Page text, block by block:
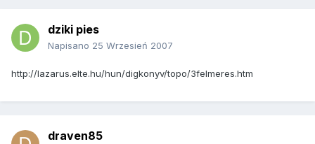
dziki pies
Napisano 25 Wrzesień 2007
http://lazarus.elte.hu/hun/digkonyv/topo/3felmeres.htm
draven85